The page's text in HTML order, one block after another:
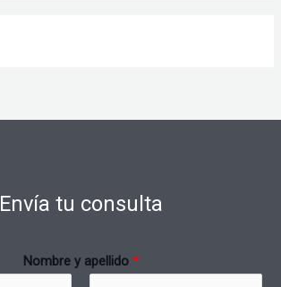
Envía tu consulta
Nombre y apellido *